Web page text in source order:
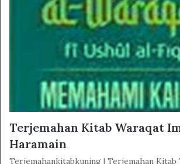
Terjemahan Kitab Waraqat
Haramain
Terjemahankitabkuning | Terjemahan Kitab